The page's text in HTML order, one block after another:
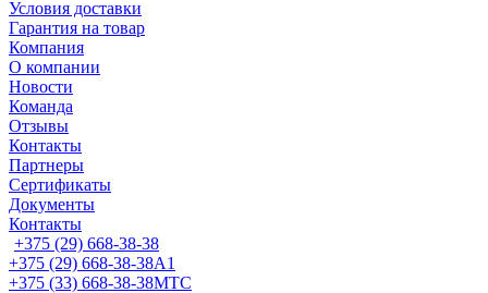
Условия доставки
Гарантия на товар
Компания
О компании
Новости
Команда
Отзывы
Контакты
Партнеры
Сертификаты
Документы
Контакты
+375 (29) 668-38-38
+375 (29) 668-38-38A1
+375 (33) 668-38-38МТС